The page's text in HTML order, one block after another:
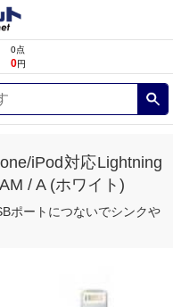
0点
0円
iPod対応Lightning
/ A (ホワイト)
ポートにつないでシンクや